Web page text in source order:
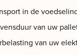
in de
van uw
van uw